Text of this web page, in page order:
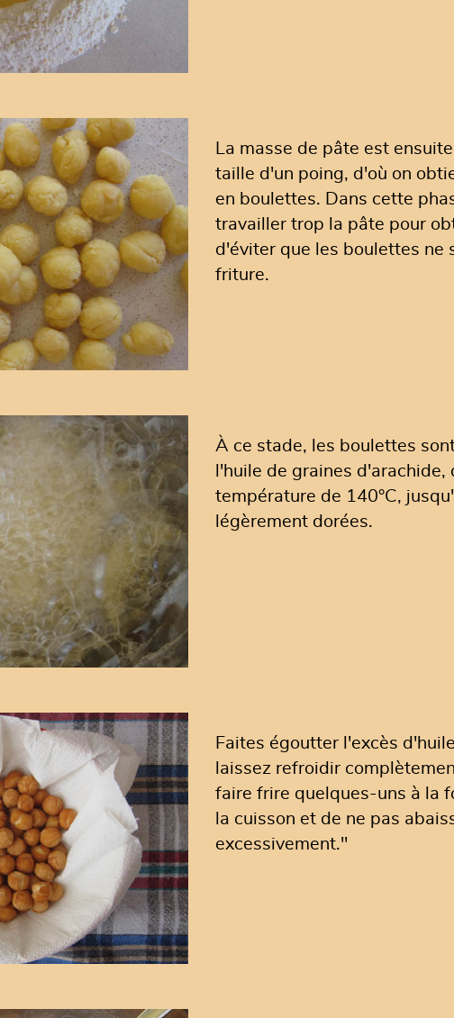
La masse de pâte est
taille d'un poing, d'où on
en boulettes. Dans cette
travailler trop la pâte pour
d'éviter que les boulettes ne
friture.
À ce stade, les boulettes
l'huile de graines
température de 140°C,
légèrement dorées.
Faites égoutter l'excès
laissez refroidir
faire frire quelques-uns à la
la cuisson et de ne pas
excessivement."